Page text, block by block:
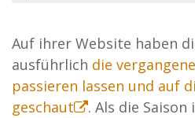
Auf ihrer Website haben
ausführlich die
passieren lassen und auf
geschaut
. Als die